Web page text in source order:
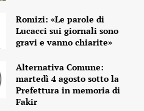
Romizi: «Le parole di
Lucacci sui giornali sono
gravi e vanno chiarite»
Alternativa Comune:
martedì 4 agosto sotto la
Prefettura in memoria di
Fakir